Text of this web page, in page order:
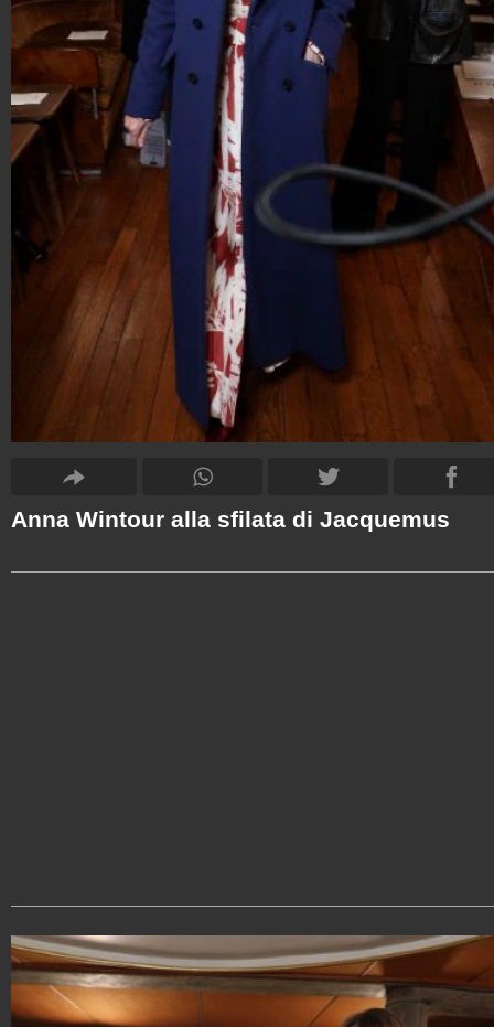
Anna Wintour alla sfilata di Jacquemus